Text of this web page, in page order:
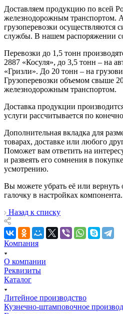
Доставляем продукцию по всей
железнодорожным транспортом.
грузоперевозки осуществляются
службы. В нашем распоряжении
Перевозки до 1,5 тонн
2887 «Косуля», до 3,5 тонн – на
«Гризли». До 20 тонн – на
Грузоперевозки объемом свыше
железнодорожным транспортом.
Доставка продукции
услуги рассчитывается по
Дополнительная вкладка для
товарах, доставке или любого
Поможет вам ответить на
и развеять его сомнения в
усмотрению.
Вы можете убрать её или вернуть
галочку в настройках
Назад к списку
Компания
О компании
Реквизиты
Каталог
Литейное производство
Кузнечно-штамповочное